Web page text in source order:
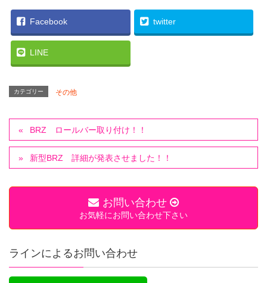
Facebook twitter
LINE
カテゴリー その他
BRZ ロールバー取り付け！！
新型BRZ 詳細が発表させました！！
お問い合わせ
お気軽にお問い合わせ下さい
ラインによるお問い合わせ